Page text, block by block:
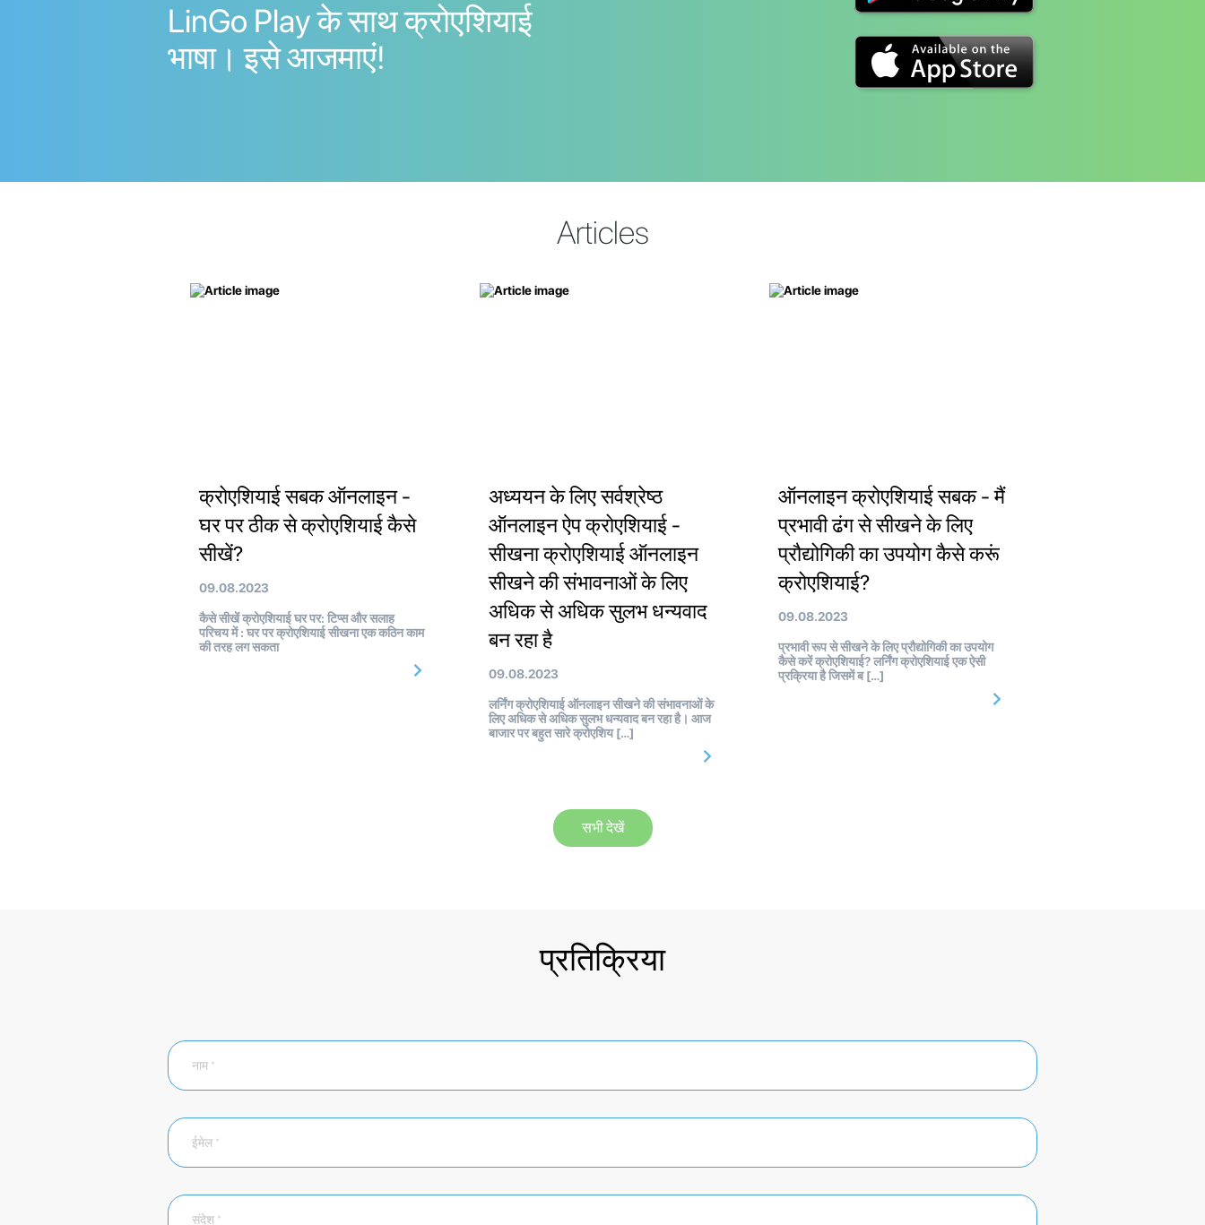
LinGo Play के साथ क्रोएशियाई
भाषा। इसे आजमाएं!
Articles
क्रोएशियाई सबक ऑनलाइन -
घर पर ठीक से क्रोएशियाई कैसे
सीखें?
09.08.2023
कैसे सीखें क्रोएशियाई घर पर: टिप्स और सलाह
परिचय में : घर पर क्रोएशियाई सीखना एक कठिन काम
की तरह लग सकता
अध्ययन के लिए सर्वश्रेष्ठ
ऑनलाइन ऐप क्रोएशियाई -
सीखना क्रोएशियाई ऑनलाइन
सीखने की संभावनाओं के लिए
अधिक से अधिक सुलभ धन्यवाद
बन रहा है
09.08.2023
लर्निंग क्रोएशियाई ऑनलाइन सीखने की संभावनाओं के
लिए अधिक से अधिक सुलभ धन्यवाद बन रहा है। आज
बाजार पर बहुत सारे क्रोएशिय […]
ऑनलाइन क्रोएशियाई सबक - मैं
प्रभावी ढंग से सीखने के लिए
प्रौद्योगिकी का उपयोग कैसे करूं
क्रोएशियाई?
09.08.2023
प्रभावी रूप से सीखने के लिए प्रौद्योगिकी का उपयोग
कैसे करें क्रोएशियाई? लर्निंग क्रोएशियाई एक ऐसी
प्रक्रिया है जिसमें ब […]
सभी देखें
प्रतिक्रिया